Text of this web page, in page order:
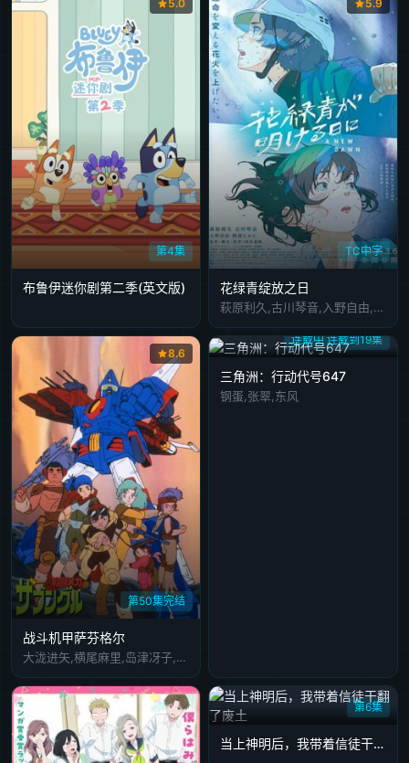
第4集
5.0
布鲁伊迷你剧第二季(英文版)
TC中字
5.9
花绿青绽放之日
萩原利久,古川琴音,入野自由,冈部敬史
第50集完结
8.6
战斗机甲萨芬格尔
大泷进矢,横尾麻里,岛津冴子,古川登志夫,山下启介,鳕子,二又一成,银河万丈,盐泽兼人,广森信吾,森功至
连载中 连载到19集
三角洲：行动代号647
钢蛋,张翠,东风
第6集
当上神明后，我带着信徒干翻了废土